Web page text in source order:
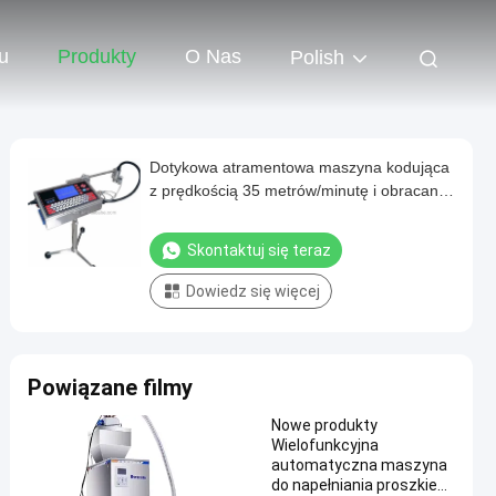
Produkty O Nas Polish
Dotykowa atramentowa maszyna kodująca
z prędkością 35 metrów/minutę i obracaną
danych zmiennych
Skontaktuj się teraz
Dowiedz się więcej
Powiązane filmy
Nowe produkty
Wielofunkcyjna
automatyczna maszyna
do napełniania proszkiem